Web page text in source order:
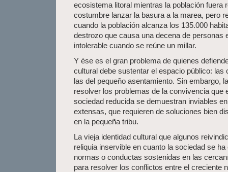
ecosistema litoral mientras la población fuera
costumbre lanzar la basura a la marea, pero
cuando la población alcanza los 135.000
destrozo que causa una decena de personas
intolerable cuando se reúne un millar.
Y ése es el gran problema de quienes
cultural debe sustentar el espacio público: las
las del pequeño asentamiento. Sin embargo,
resolver los problemas de la convivencia que
sociedad reducida se demuestran inviables
extensas, que requieren de soluciones bien
en la pequeña tribu.
La vieja identidad cultural que algunos
reliquia inservible en cuanto la sociedad se
normas o conductas sostenidas en las
para resolver los conflictos entre el creciente